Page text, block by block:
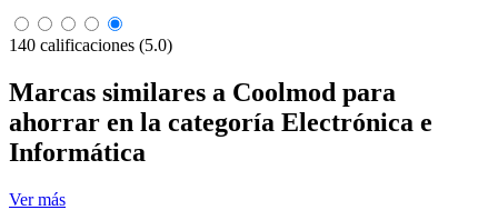
140 calificaciones (5.0)
Marcas similares a Coolmod para
ahorrar en la categoría Electrónica e
Informática
Ver más